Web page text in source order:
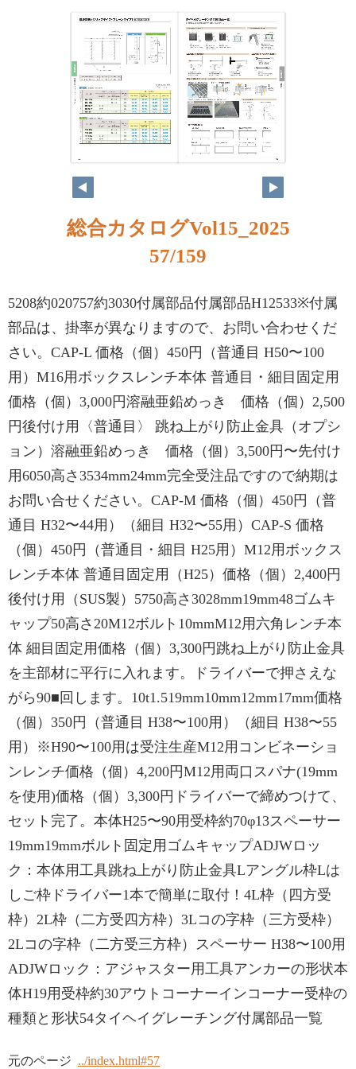
総合カタログVol15_2025
57/159
5208約020757約3030付属部品付属部品H12533※付属
部品は、掛率が異なりますので、お問い合わせくだ
さい。CAP-L 価格（個）450円（普通目 H50〜100
用）M16用ボックスレンチ本体 普通目・細目固定用
価格（個）3,000円溶融亜鉛めっき 価格（個）2,500
円後付け用〈普通目〉 跳ね上がり防止金具（オプシ
ョン）溶融亜鉛めっき 価格（個）3,500円〜先付け
用6050高さ3534mm24mm完全受注品ですので納期は
お問い合せください。CAP-M 価格（個）450円（普
通目 H32〜44用）（細目 H32〜55用）CAP-S 価格
（個）450円（普通目・細目 H25用）M12用ボックス
レンチ本体 普通目固定用（H25）価格（個）2,400円
後付け用（SUS製）5750高さ3028mm19mm48ゴムキ
ャップ50高さ20M12ボルト10mmM12用六角レンチ本
体 細目固定用価格（個）3,300円跳ね上がり防止金具
を主部材に平行に入れます。ドライバーで押さえな
がら90■回します。10t1.519mm10mm12mm17mm価格
（個）350円（普通目 H38〜100用）（細目 H38〜55
用）※H90〜100用は受注生産M12用コンビネーショ
ンレンチ価格（個）4,200円M12用両口スパナ(19mm
を使用)価格（個）3,300円ドライバーで締めつけて、
セット完了。本体H25〜90用受枠約70φ13スペーサー
19mm19mmボルト固定用ゴムキャップADJWロッ
ク：本体用工具跳ね上がり防止金具Lアングル枠Lは
しご枠ドライバー1本で簡単に取付！4L枠（四方受
枠）2L枠（二方受四方枠）3Lコの字枠（三方受枠）
2Lコの字枠（二方受三方枠）スペーサー H38〜100用
ADJWロック：アジャスター用工具アンカーの形状本
体H19用受枠約30アウトコーナーインコーナー受枠の
種類と形状54タイヘイグレーチング付属部品一覧
元のページ ../index.html#57